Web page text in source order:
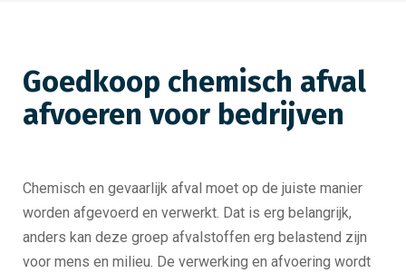
Goedkoop chemisch afval
afvoeren voor bedrijven
Chemisch en gevaarlijk afval moet op de juiste manier
worden afgevoerd en verwerkt. Dat is erg belangrijk,
anders kan deze groep afvalstoffen erg belastend zijn
voor mens en milieu. De verwerking en afvoering wordt